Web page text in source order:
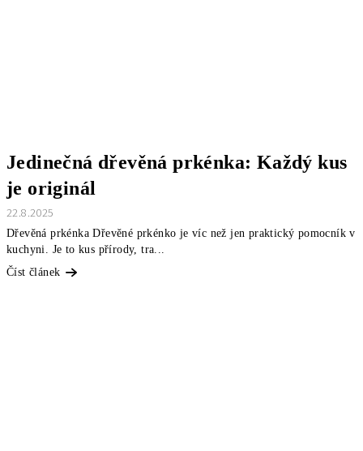
Jedinečná dřevěná prkénka: Každý kus
je originál
22.8.2025
Dřevěná prkénka Dřevěné prkénko je víc než jen praktický pomocník v
kuchyni. Je to kus přírody, tra...
Číst článek